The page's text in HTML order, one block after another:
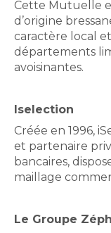
Cette Mutuelle
d’origine
caractère local
départements
avoisinantes.
Iselection
Créée en 1996,
et partenaire
bancaires,
maillage
Le Groupe